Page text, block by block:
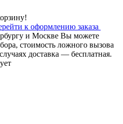
к оформлению заказа
и Москве Вы можете
стоимость ложного вызова
доставка — бесплатная.